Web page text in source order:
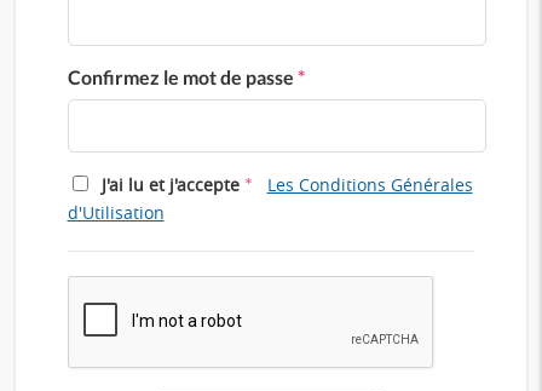
Confirmez le mot de passe *
J'ai lu et j'accepte *
Les Conditions Générales
d'Utilisation